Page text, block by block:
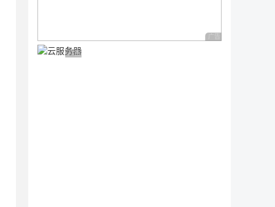
广告 商业广告，理性
广告 商业广告，理性选择